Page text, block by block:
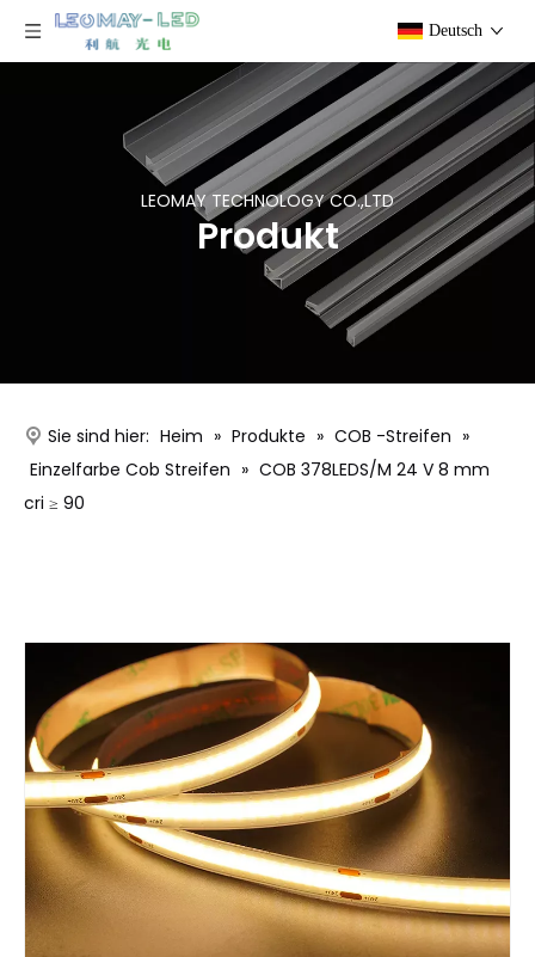
Deutsch
LEOMAY TECHNOLOGY CO.,LTD
Produkt
Sie sind hier: Heim » Produkte » COB -Streifen »
Einzelfarbe Cob Streifen » COB 378LEDS/M 24 V 8 mm
cri ≥ 90